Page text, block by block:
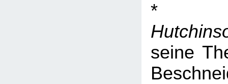
seine